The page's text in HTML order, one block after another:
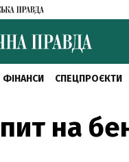
ФІНАНСИ СПЕЦПРОЄКТИ
на